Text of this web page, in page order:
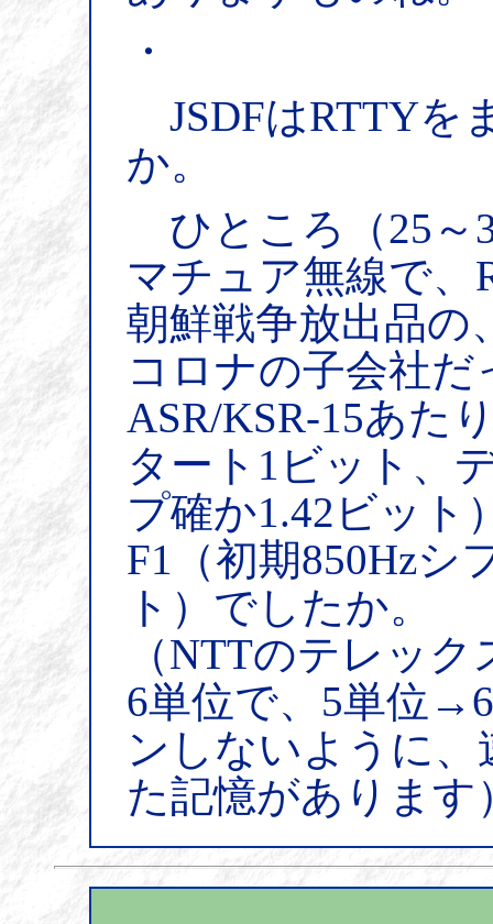
・
JSDFはRTTYを
か。
ひところ（25～
マチュア無線で、
朝鮮戦争放出品の
コロナの子会社
ASR/KSR-15あた
タート1ビット、
プ確か1.42ビット
F1（初期850Hzシ
ト）でしたか。
（NTTのテレッ
6単位で、5単位
ンしないように、
た記憶があります